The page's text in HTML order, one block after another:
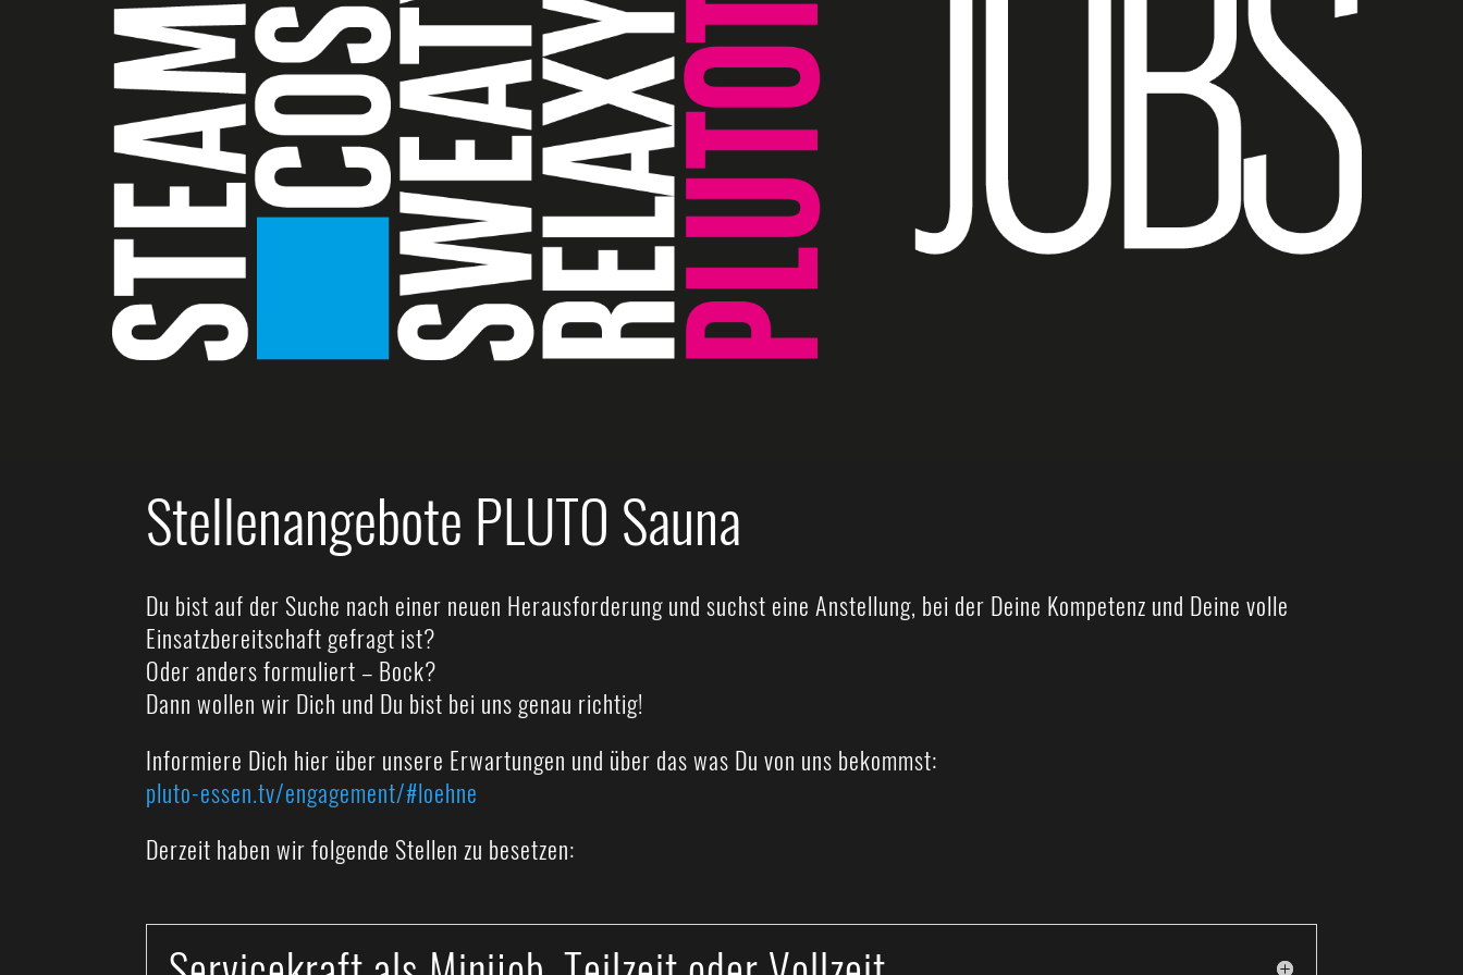
Stellenangebote PLUTO Sauna
Du bist auf der Suche nach einer neuen Herausforderung und suchst eine Anstellung, bei der Deine Kompetenz und Deine volle
Einsatzbereitschaft gefragt ist?
Oder anders formuliert – Bock?
Dann wollen wir Dich und Du bist bei uns genau richtig!
Informiere Dich hier über unsere Erwartungen und über das was Du von uns bekommst:
pluto-essen.tv/engagement/#loehne
Derzeit haben wir folgende Stellen zu besetzen: